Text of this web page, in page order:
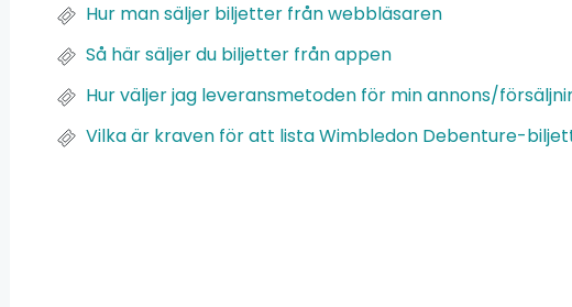
Hur man säljer biljetter från webbläsaren
Så här säljer du biljetter från appen
Hur väljer jag leveransmetoden för min annons/
Vilka är kraven för att lista Wimbledon Debenture-